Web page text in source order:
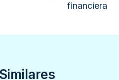
financiera